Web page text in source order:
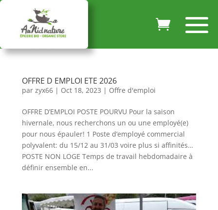
OFFRE D EMPLOI ETE 2026
par zyx66| Oct 18, 2023 | Offre d'emploi
OFFRE D’EMPLOI POSTE POURVU Pour la saison
hivernale, nous recherchons un ou une employé(e)
pour nous épauler! 1 Poste d’employé commercial
polyvalent: du 15/12 au 31/03 voire plus si affinités…
POSTE NON LOGE Temps de travail hebdomadaire à
définir ensemble en...